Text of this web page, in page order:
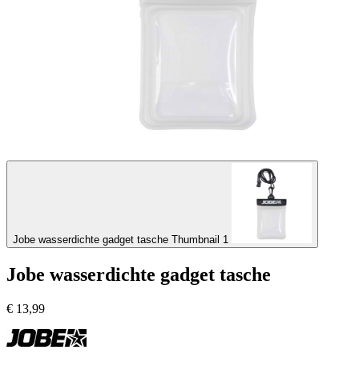
Jobe wasserdichte gadget tasche Thumbnail 1
Jobe wasserdichte gadget tasche
€ 13,99